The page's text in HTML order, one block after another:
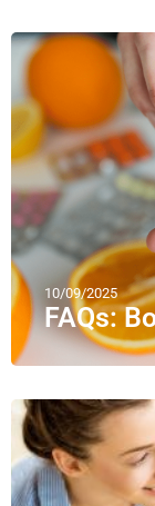
10/09/2025
FAQs: